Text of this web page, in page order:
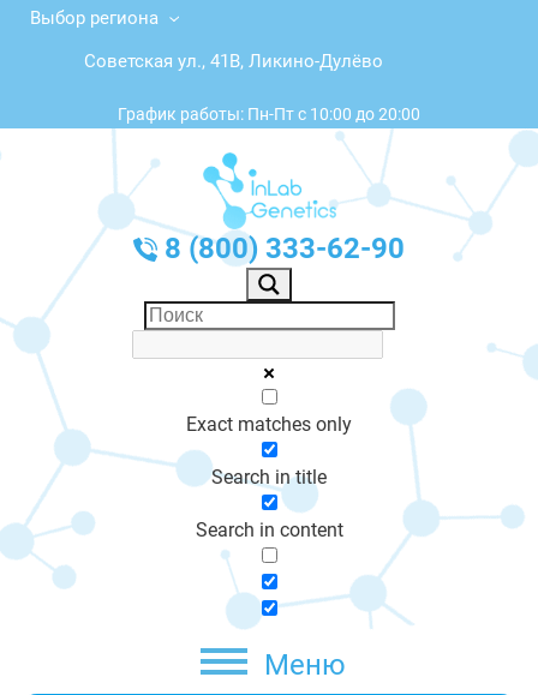
Выбор региона
Советская ул., 41В, Ликино-Дулёво
График работы: Пн-Пт с 10:00 до 20:00
8 (800) 333-62-90
Exact matches only
Search in title
Search in content
Меню